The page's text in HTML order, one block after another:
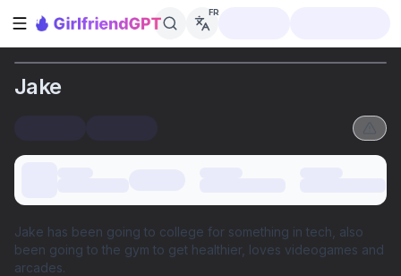
Ouvrir la barre latérale
FR
Jake
Jake has been going to college for something in tech, also
been going to the gym to get healthier, loves videogames and
arcades.